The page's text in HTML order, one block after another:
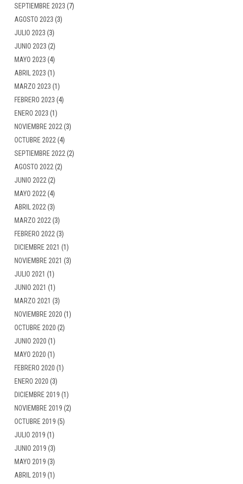
SEPTIEMBRE 2023 (7)
AGOSTO 2023 (3)
JULIO 2023 (3)
JUNIO 2023 (2)
MAYO 2023 (4)
ABRIL 2023 (1)
MARZO 2023 (1)
FEBRERO 2023 (4)
ENERO 2023 (1)
NOVIEMBRE 2022 (3)
OCTUBRE 2022 (4)
SEPTIEMBRE 2022 (2)
AGOSTO 2022 (2)
JUNIO 2022 (2)
MAYO 2022 (4)
ABRIL 2022 (3)
MARZO 2022 (3)
FEBRERO 2022 (3)
DICIEMBRE 2021 (1)
NOVIEMBRE 2021 (3)
JULIO 2021 (1)
JUNIO 2021 (1)
MARZO 2021 (3)
NOVIEMBRE 2020 (1)
OCTUBRE 2020 (2)
JUNIO 2020 (1)
MAYO 2020 (1)
FEBRERO 2020 (1)
ENERO 2020 (3)
DICIEMBRE 2019 (1)
NOVIEMBRE 2019 (2)
OCTUBRE 2019 (5)
JULIO 2019 (1)
JUNIO 2019 (3)
MAYO 2019 (3)
ABRIL 2019 (1)